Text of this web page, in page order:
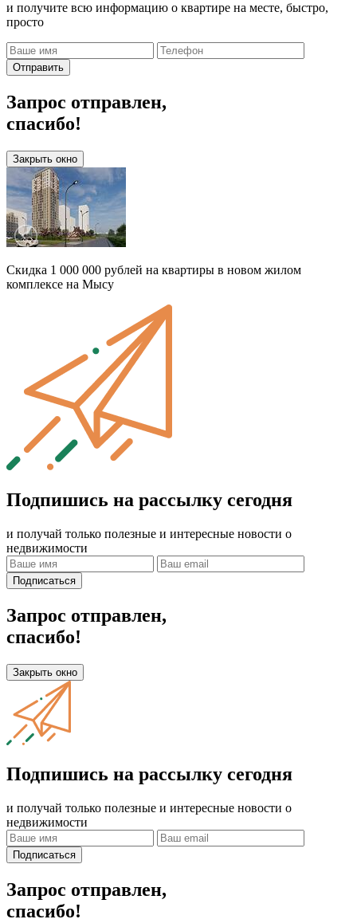
и получите всю информацию о квартире на месте, быстро,
просто
Отправить
Запрос отправлен,
спасибо!
Закрыть окно
Скидка 1 000 000 рублей на квартиры в новом жилом
комплексе на Мысу
Подпишись на рассылку сегодня
и получай только полезные и интересные новости о
недвижимости
Подписаться
Запрос отправлен,
спасибо!
Закрыть окно
Подпишись на рассылку сегодня
и получай только полезные и интересные новости о
недвижимости
Подписаться
Запрос отправлен,
спасибо!